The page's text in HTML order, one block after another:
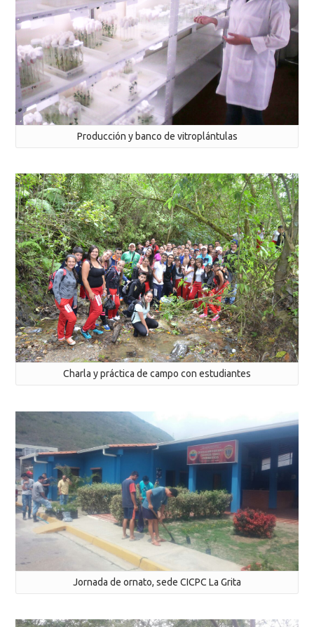
Producción y banco de vitroplántulas
Charla y práctica de campo con estudiantes
Jornada de ornato, sede CICPC La Grita